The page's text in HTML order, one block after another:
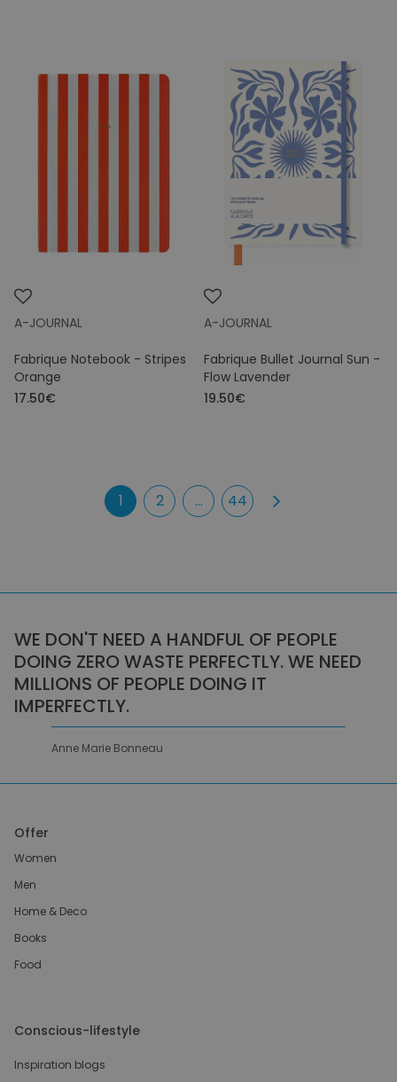
A-JOURNAL
Fabrique Notebook - Stripes
Orange
17.50€
A-JOURNAL
Fabrique Bullet Journal Sun -
Flow Lavender
19.50€
1 2 ... 44
WE DON'T NEED A HANDFUL OF PEOPLE
DOING ZERO WASTE PERFECTLY. WE NEED
MILLIONS OF PEOPLE DOING IT
IMPERFECTLY.
Anne Marie Bonneau
Offer
Women
Men
Home & Deco
Books
Food
Conscious-lifestyle
Inspiration blogs